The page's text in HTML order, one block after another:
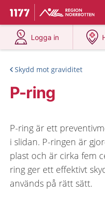
Till startsidan för 1177
Du har valt region
Logga in
på 1177.se
Skydd mot graviditet
P-ring
P-ring är ett
i slidan. P-ringen är
plast och är cirka fem
ring ger ett effektivt
används på rätt sätt.